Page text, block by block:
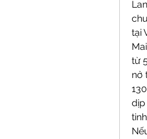
tại
từ
nở
dịp